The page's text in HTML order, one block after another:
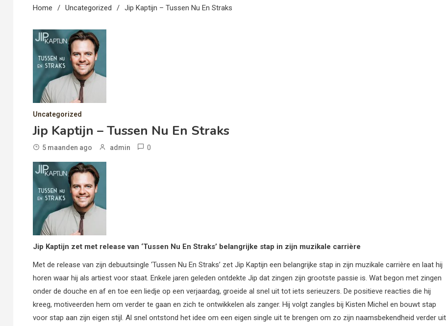
Home Uncategorized Jip Kaptijn – Tussen Nu En Straks
Uncategorized
Jip Kaptijn – Tussen Nu En Straks
5 maanden ago admin 0
Jip Kaptijn zet met release van ‘Tussen Nu En Straks’ belangrijke stap in zijn muzikale carrière
Met de release van zijn debuutsingle ‘Tussen Nu En Straks’ zet Jip Kaptijn een belangrijke stap in zijn muzikale carrière en laat hij
horen waar hij als artiest voor staat. Enkele jaren geleden ontdekte Jip dat zingen zijn grootste passie is. Wat begon met zingen
onder de douche en af en toe een liedje op een verjaardag, groeide al snel uit tot iets serieuzers. De positieve reacties die hij
kreeg, motiveerden hem om verder te gaan en zich te ontwikkelen als zanger. Hij volgt zangles bij Kisten Michel en bouwt stap
voor stap aan zijn eigen stijl. Al snel ontstond het idee om een eigen single uit te brengen om zo zijn naamsbekendheid verder uit